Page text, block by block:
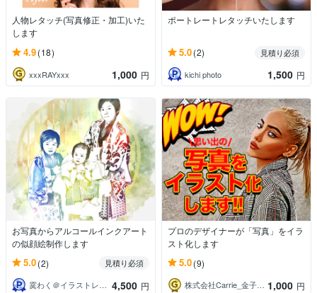
人物レタッチ(写真修正・加工)いた
します
4.9(18)
xxxRAYxxx 1,000 円
ポートレートレタッチいたします
5.0(2)
見積り必須
kichi photo
1,500 円
お写真からアルコールインクアート
の似顔絵制作します
5.0(2)
見積り必須
霙わく＠イラストレーター 4,500 円
プロのデザイナーが「写真」をイラ
スト化します
5.0(9)
株式会社Carrie_金子あかね 1,000 円